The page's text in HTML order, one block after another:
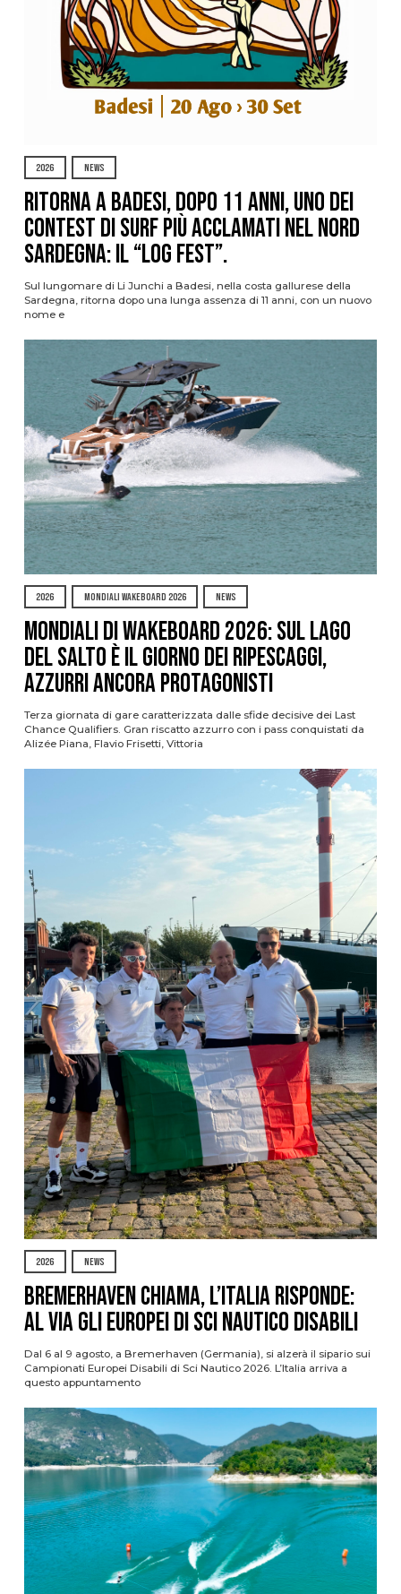
2026 NEWS
Ritorna a Badesi, dopo 11 anni, uno dei
contest di surf più acclamati nel nord
Sardegna: il “Log Fest”.
Sul lungomare di Li Junchi a Badesi, nella costa gallurese della
Sardegna, ritorna dopo una lunga assenza di 11 anni, con un nuovo
nome e
2026 MONDIALI WAKEBOARD 2026 NEWS
Mondiali di Wakeboard 2026: sul Lago
del Salto è il giorno dei ripescaggi,
azzurri ancora protagonisti
Terza giornata di gare caratterizzata dalle sfide decisive dei Last
Chance Qualifiers. Gran riscatto azzurro con i pass conquistati da
Alizée Piana, Flavio Frisetti, Vittoria
2026 NEWS
Bremerhaven chiama, l’Italia risponde:
al via gli Europei di Sci Nautico Disabili
Dal 6 al 9 agosto, a Bremerhaven (Germania), si alzerà il sipario sui
Campionati Europei Disabili di Sci Nautico 2026. L’Italia arriva a
questo appuntamento